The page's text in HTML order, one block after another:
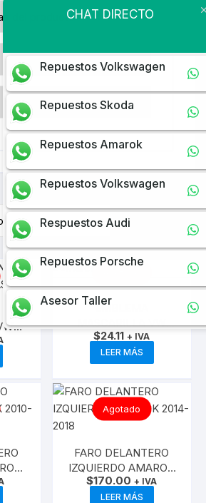
resultados
EMBLEMA
MASCARILLA VW
GOL-VOYAGE-2013
$24.11 + IVA
LEER MÁS
Agotado
FARO DELANTERO
IZQUIERDO AMAROK
2014-2018
$170.00 + IVA
LEER MÁS
CHAT DIRECTO
Repuestos Volkswagen
Repuestos Skoda
Repuestos Amarok
Repuestos Volkswagen
Respuestos Audi
Repuestos Porsche
Asesor Taller